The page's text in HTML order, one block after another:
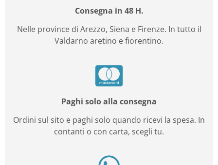
Consegna in 48 H.
Nelle province di Arezzo, Siena e Firenze. In tutto il
Valdarno aretino e fiorentino.
Paghi solo alla consegna
Ordini sul sito e paghi solo quando ricevi la spesa. In
contanti o con carta, scegli tu.